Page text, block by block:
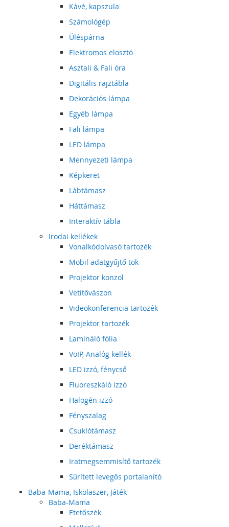
Kávé, kapszula
Számológép
Üléspárna
Elektromos elosztó
Asztali & Fali óra
Digitális rajztábla
Dekorációs lámpa
Egyéb lámpa
Fali lámpa
LED lámpa
Mennyezeti lámpa
Képkeret
Lábtámasz
Háttámasz
Interaktív tábla
Irodai kellékek
Vonalkódolvasó tartozék
Mobil adatgyűjtő tok
Projektor konzol
Vetítővászon
Videokonferencia tartozék
Projektor tartozék
Lamináló fólia
VoIP, Analóg kellék
LED izzó, fénycső
Fluoreszkáló izzó
Halogén izzó
Fényszalag
Csuklótámasz
Deréktámasz
Iratmegsemmisítő tartozék
Sűrített levegős portalanító
Baba-Mama, Iskolaszer, Játék
Baba-Mama
Etetőszék